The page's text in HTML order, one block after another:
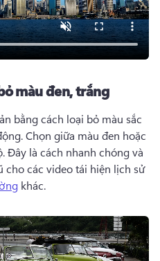
màu đen, trắng
bằng cách loại bỏ màu sắc
Chọn giữa màu đen hoặc
Đây là cách nhanh chóng và
cho các video tái hiện lịch sử
khác.